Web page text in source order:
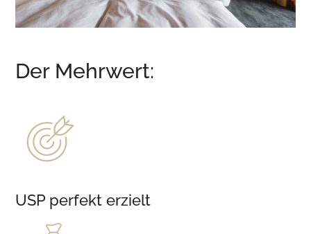
Der Mehrwert:
USP perfekt erzielt